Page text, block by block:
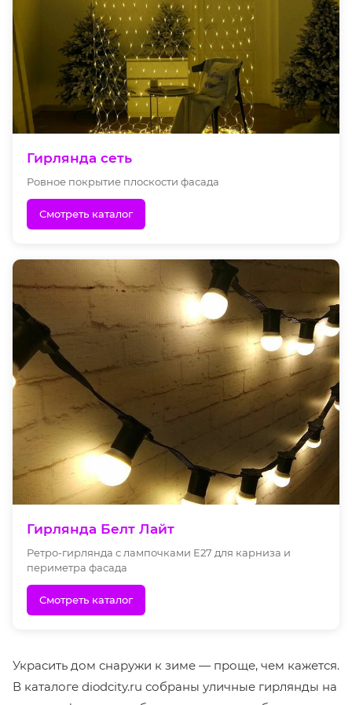
Гирлянда сеть
Ровное покрытие плоскости фасада
Смотреть каталог
Гирлянда Белт Лайт
Ретро-гирлянда с лампочками E27 для карниза и
периметра фасада
Смотреть каталог
Украсить дом снаружи к зиме — проще, чем кажется.
В каталоге diodcity.ru собраны уличные гирлянды на